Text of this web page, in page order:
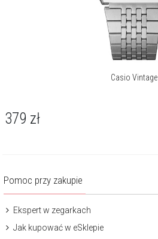
Casio Vintage
379 zł
Pomoc przy zakupie
Ekspert w zegarkach
Jak kupować w eSklepie